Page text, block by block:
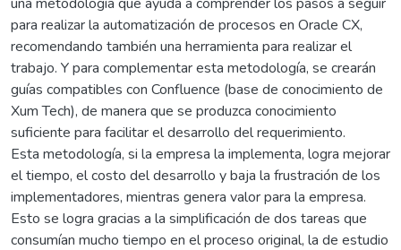
para realizar la automatización de procesos en Oracle CX,
recomendando también una herramienta para realizar el
trabajo. Y para complementar esta metodología, se crearán
guías compatibles con Confluence (base de conocimiento de
Xum Tech), de manera que se produzca conocimiento
suficiente para facilitar el desarrollo del requerimiento.
Esta metodología, si la empresa la implementa, logra mejorar
el tiempo, el costo del desarrollo y baja la frustración de los
implementadores, mientras genera valor para la empresa.
Esto se logra gracias a la simplificación de dos tareas que
consumían mucho tiempo en el proceso original, la de estudio